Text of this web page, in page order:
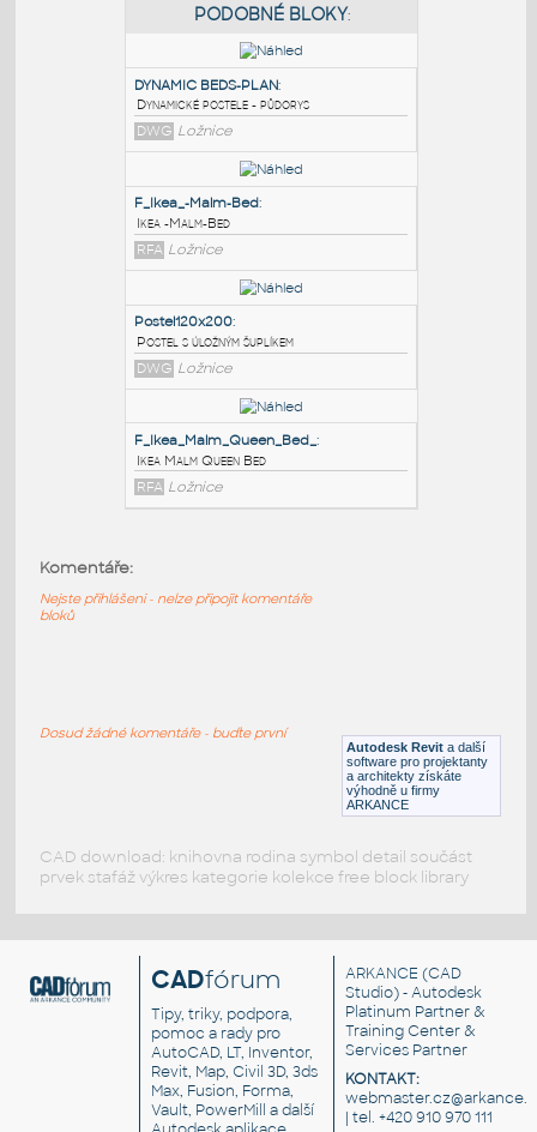
PODOBNÉ BLOKY
DYNAMIC BEDS-PLAN
Dynamické postele - půdorys
DWG Ložnice
F_Ikea_-Malm-Bed:
Ikea -Malm-Bed
RFA Ložnice
DWG
Ložnice
Autodesk Revit a další
software pro projektanty
a architekty získáte
výhodně u firmy
ARKANCE
Komentáře:
Nejste přihlášeni - nelze připojit komentáře
bloků
Dosud žádné komentáře - buďte první
CAD download: knihovna rodina symbol detail součást
prvek stafáž výkres kategorie kolekce free block library
CADfórum
Tipy, triky, podpora,
pomoc a rady pro
AutoCAD, LT, Inventor,
Revit, Map, Civil 3D, 3ds
Max, Fusion, Forma,
Vault, PowerMill a další
ARKANCE (CAD
Studio) - Autodesk
Platinum Partner &
Training Center &
Services Partner
KONTAKT:
| tel. +420 910 970 111